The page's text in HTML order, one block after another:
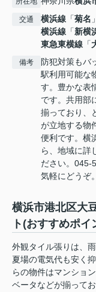
交通 横浜線 「菊名
横浜線 「新横
東急東横線 「
備考
防犯対策もバ
駅利用可能な
す。豊かな表
です。共用部
揃っており、
が立地する物
便利です。横
ら、地域に詳
ださい。045-
気軽にどうぞ。
横浜市港北区大
ト(おすすめポイ
外観タイル張りは、
夏場の電気代も安く
らの物件はマンショ
ベータなどが揃って